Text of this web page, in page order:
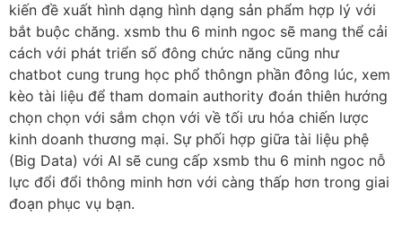
kiến đề xuất hình dạng hình dạng sản phẩm hợp lý với
bắt buộc chăng. xsmb thu 6 minh ngoc sẽ mang thể cải
cách với phát triển số đông chức năng cũng như
chatbot cung trung học phổ thông̣n phần đông lúc, xem
kèo tài liệu để tham domain authority đoán thiên hướng
chọn chọn với sắm chọn với về tối ưu hóa chiến lược
kinh doanh thương mại. Sự phối hợp giữa tài liệu phệ
(Big Data) với AI sẽ cung cấp xsmb thu 6 minh ngoc nỗ
lực đổi đổi thông minh hơn với càng thấp hơn trong giai
đoạn phục vụ bạn.